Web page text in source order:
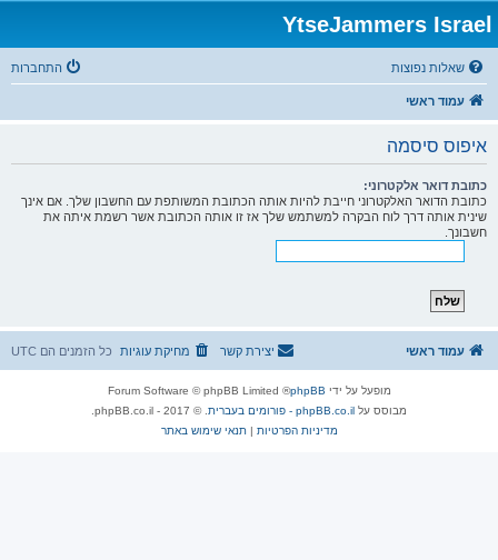
YtseJammers Israel
שאלות נפוצות התחברות
עמוד ראשי
איפוס סיסמה
כתובת דואר אלקטרוני:
כתובת הדואר האלקטרוני חייבת להיות אותה הכתובת המשותפת עם החשבון שלך. אם אינך
שינית אותה דרך לוח הבקרה למשתמש שלך אז זו אותה הכתובת אשר רשמת איתה את
חשבונך.
עמוד ראשי כל הזמנים הם UTC מחיקת עוגיות יצירת קשר
מופעל על ידי phpBB
® Forum Software © phpBB Limited
מבוסס על phpBB.co.il - פורומים בעברית
. © 2017 - phpBB.co.il.
מדיניות הפרטיות |תנאי שימוש באתר